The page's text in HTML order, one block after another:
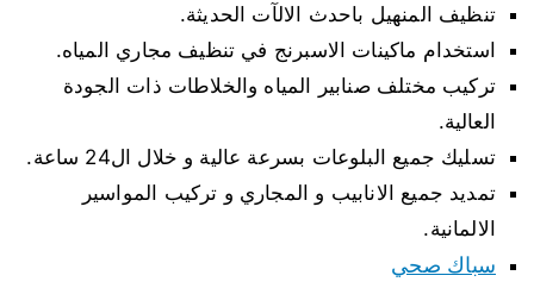
تنظيف المنهيل باحدث الالآت الحديثة.
استخدام ماكينات الاسبرنج في تنظيف مجاري المياه.
تركيب مختلف صنابير المياه والخلاطات ذات الجودة
العالية.
تسليك جميع البلوعات بسرعة عالية و خلال ال24 ساعة.
تمديد جميع الانابيب و المجاري و تركيب المواسير
الالمانية.
سباك صحي